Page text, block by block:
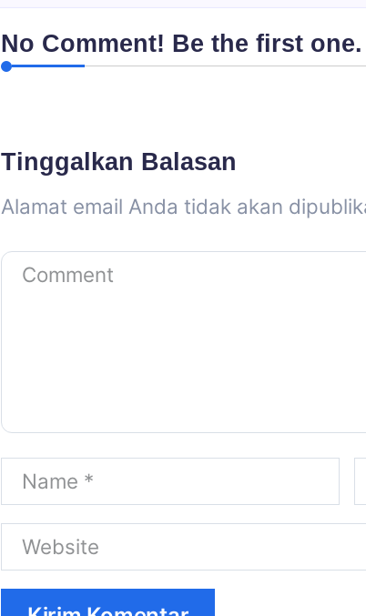
No Comment! Be the first one.
Tinggalkan Balasan
Alamat email Anda tidak akan